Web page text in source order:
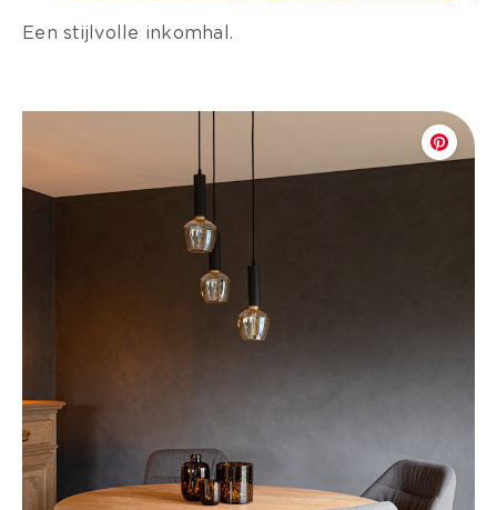
Een stijlvolle inkomhal.